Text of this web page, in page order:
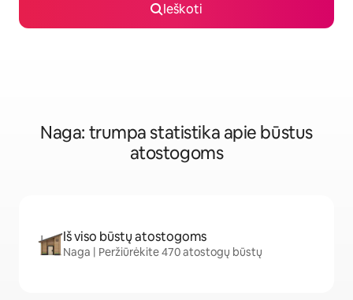
Ieškoti
Naga: trumpa statistika apie būstus
atostogoms
Iš viso būstų atostogoms
Naga | Peržiūrėkite 470 atostogų būstų